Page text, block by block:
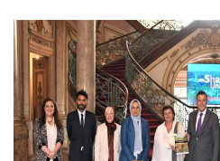
الأنظمة الذكية
الإعلام
تواصل معنا